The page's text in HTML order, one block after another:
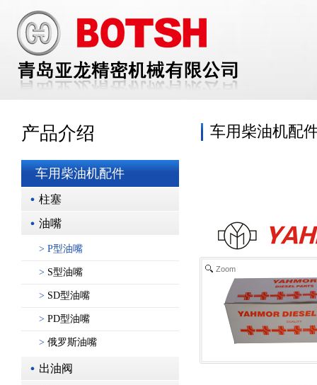
产品介绍
车用柴油机配件
柱塞
油嘴
> P型油嘴
> S型油嘴
> SD型油嘴
> PD型油嘴
> 俄罗斯油嘴
出油阀
车用柴油机配
Zoom